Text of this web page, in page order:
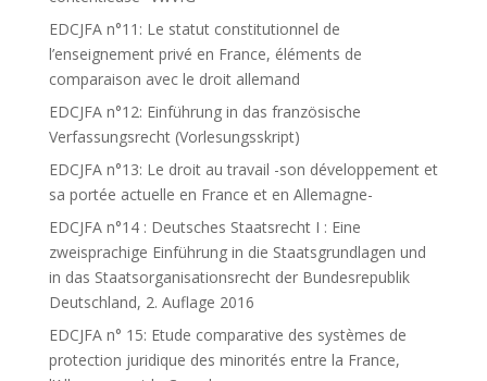
EDCJFA n°11: Le statut constitutionnel de
l’enseignement privé en France, éléments de
comparaison avec le droit allemand
EDCJFA n°12: Einführung in das französische
Verfassungsrecht (Vorlesungsskript)
EDCJFA n°13: Le droit au travail -son développement et
sa portée actuelle en France et en Allemagne-
EDCJFA n°14 : Deutsches Staatsrecht I : Eine
zweisprachige Einführung in die Staatsgrundlagen und
in das Staatsorganisationsrecht der Bundesrepublik
Deutschland, 2. Auflage 2016
EDCJFA n° 15: Etude comparative des systèmes de
protection juridique des minorités entre la France,